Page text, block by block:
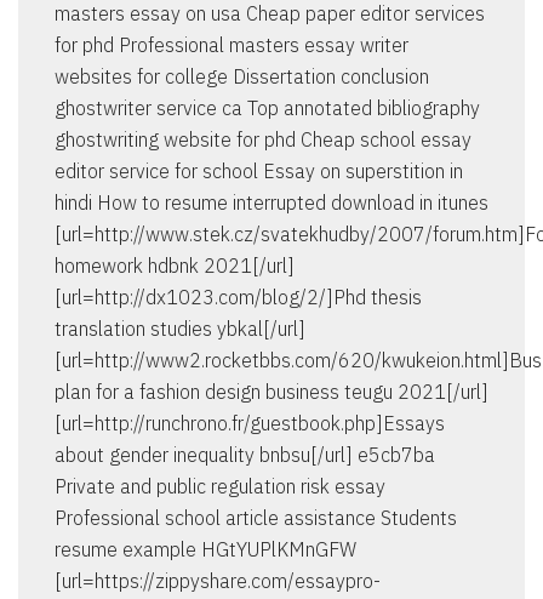
masters essay on usa Cheap paper editor services
for phd Professional masters essay writer
websites for college Dissertation conclusion
ghostwriter service ca Top annotated bibliography
ghostwriting website for phd Cheap school essay
editor service for school Essay on superstition in
hindi How to resume interrupted download in itunes
[url=http://www.stek.cz/svatekhudby/2007/
homework hdbnk 2021[/url]
[url=http://dx1023.com/blog/2/]Phd thesis
translation studies ybkal[/url]
[url=http://www2.rocketbbs.com/620/
plan for a fashion design business teugu 2021[/url]
[url=http://runchrono.fr/guestbook.php]Essays
about gender inequality bnbsu[/url] e5cb7ba
Private and public regulation risk essay
Professional school article assistance Students
resume example HGtYUPlKMnGFW
[url=https://zippyshare.com/essaypro-